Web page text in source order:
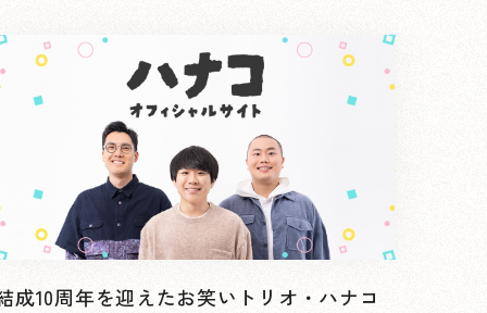
成10周年を迎えたお笑いトリオ・ハナコ